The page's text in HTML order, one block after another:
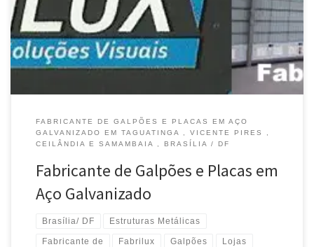
Goiás / DF Construção de Galpões e Estruturas Metálicas – Atende
Taguatinga / DF Construção de Galpões e Mezaninos – Atende
Vicente Pires /DF Construção de Galpões e Mezaninos […]
FABRICANTE DE GALPÕES E PLACAS EM AÇO
GALVANIZADO EM TAGUATINGA , VICENTE PIRES ,
CEILÂNDIA E SAMAMBAIA , BRASÍLIA / DF
Fabricante de Galpões e Placas em
Aço Galvanizado
Brasília/ DF Estruturas Metálicas
Fabricante de Fabrilux Galpões Lojas